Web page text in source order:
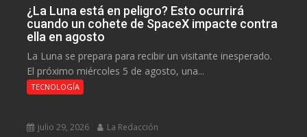
¿La Luna está en peligro? Esto ocurrirá
cuando un cohete de SpaceX impacte contra
ella en agosto
La Luna se prepara para recibir un visitante inesperado.
El próximo miércoles 5 de agosto, una...
TECNOLOGÍA
julio 29, 2026 La Redacción